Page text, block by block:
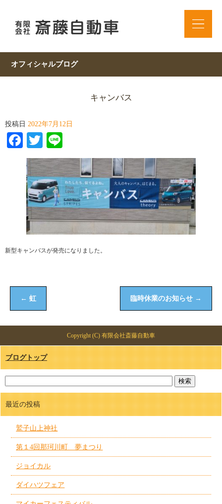
オフィシャルブログ
キャンバス
投稿日 2022年7月12日
Facebook
Twitter
新型キャンバスが発売になりました。
← 虹 臨時休業のお知らせ →
Copyright (C) 有限会社斎藤自動車
ブログトップ
最近の投稿
鷲子山上神社
第１4回那珂川町 夢まつり
ジョイカル
ダイハツフェア